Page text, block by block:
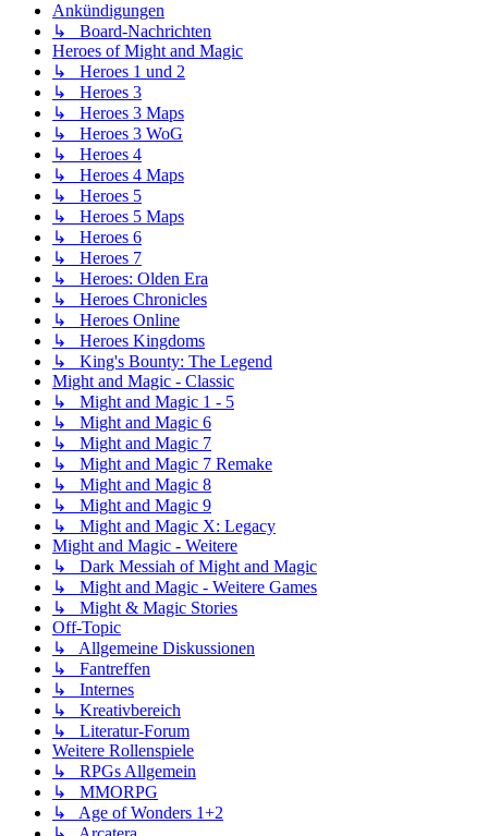
Ankündigungen
↳ Board-Nachrichten
Heroes of Might and Magic
↳ Heroes 1 und 2
↳ Heroes 3
↳ Heroes 3 Maps
↳ Heroes 3 WoG
↳ Heroes 4
↳ Heroes 4 Maps
↳ Heroes 5
↳ Heroes 5 Maps
↳ Heroes 6
↳ Heroes 7
↳ Heroes: Olden Era
↳ Heroes Chronicles
↳ Heroes Online
↳ Heroes Kingdoms
↳ King's Bounty: The Legend
Might and Magic - Classic
↳ Might and Magic 1 - 5
↳ Might and Magic 6
↳ Might and Magic 7
↳ Might and Magic 7 Remake
↳ Might and Magic 8
↳ Might and Magic 9
↳ Might and Magic X: Legacy
Might and Magic - Weitere
↳ Dark Messiah of Might and Magic
↳ Might and Magic - Weitere Games
↳ Might & Magic Stories
Off-Topic
↳ Allgemeine Diskussionen
↳ Fantreffen
↳ Internes
↳ Kreativbereich
↳ Literatur-Forum
Weitere Rollenspiele
↳ RPGs Allgemein
↳ MMORPG
↳ Age of Wonders 1+2